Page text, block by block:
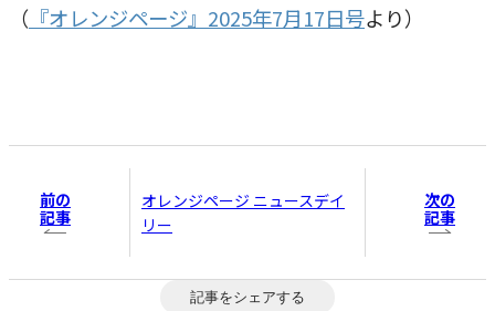
（ 『オレンジページ』2025年7月17日号より）
前の
記事
オレンジページ ニュースデイ
リー
次の
記事
記事をシェアする